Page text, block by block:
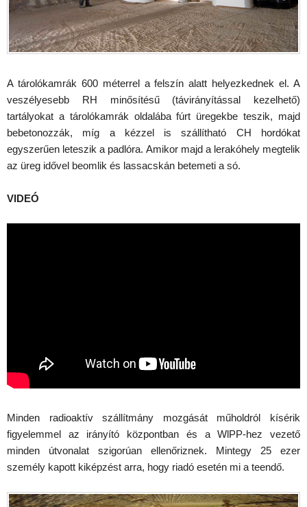
A tárolókamrák 600 méterrel a felszín alatt helyezkednek el. A
veszélyesebb RH minősítésű (távirányítással kezelhető)
tartályokat a tárolókamrák oldalába fúrt üregekbe teszik, majd
bebetonozzák, míg a kézzel is szállítható CH hordókat
egyszerűen leteszik a padlóra. Amikor majd a lerakóhely megtelik
az üreg idővel beomlik és lassacskán betemeti a só.
VIDEÓ
Minden radioaktív szállítmány mozgását műholdról kísérik
figyelemmel az irányító központban és a WlPP-hez vezető
minden útvonalat szigorúan ellenőriznek. Mintegy 25 ezer
személy kapott kiképzést arra, hogy riadó esetén mi a teendő.